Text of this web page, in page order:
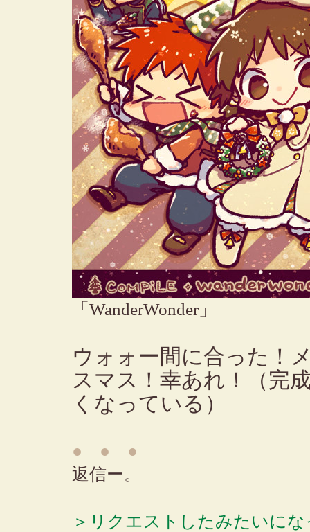
「WanderWonder」
ウォォー間に合った！
スマス！幸あれ！（完
くなっている）
● ● ●
返信ー。
＞リクエストしたみたいに